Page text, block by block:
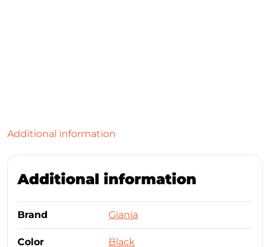
Additional information
Additional information
Brand Giania
Color Black